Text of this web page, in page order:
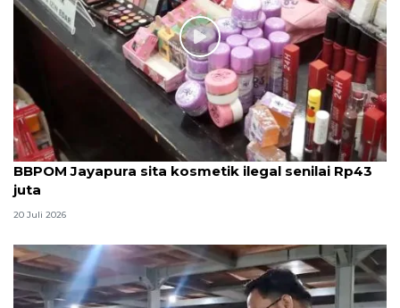
BBPOM Jayapura sita kosmetik ilegal senilai Rp43
juta
20 Juli 2026